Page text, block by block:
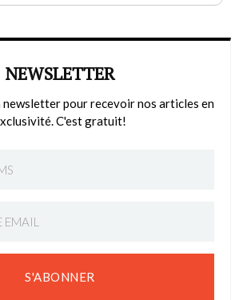
NEWSLETTER
newsletter pour recevoir nos articles en
C'est gratuit!
S'ABONNER